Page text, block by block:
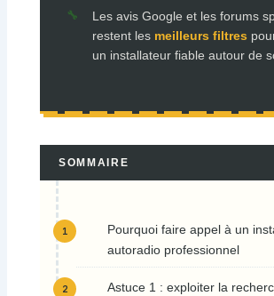
Les avis Google et les forums
restent les meilleurs filtres
un installateur fiable autour de
SOMMAIRE
Pourquoi faire appel à un
autoradio professionnel
Astuce 1 : exploiter la